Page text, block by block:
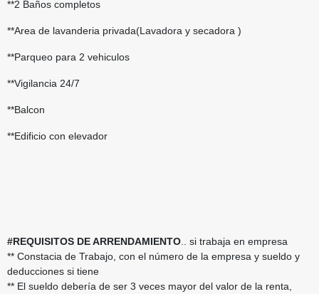
**2 Baños completos
**Area de lavanderia privada(Lavadora y secadora )
**Parqueo para 2 vehiculos
**Vigilancia 24/7
**Balcon
**Edificio con elevador
#REQUISITOS DE ARRENDAMIENTO .. si trabaja en empresa
** Constacia de Trabajo, con el número de la empresa y sueldo y
deducciones si tiene
** El sueldo debería de ser 3 veces mayor del valor de la renta,